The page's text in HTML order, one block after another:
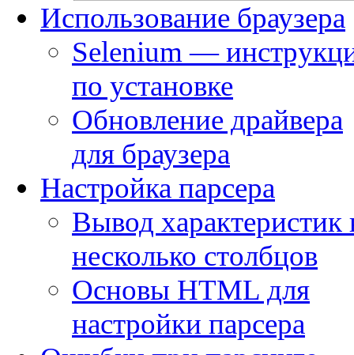
Использование браузера
Selenium —
по установке
Обновление драйвера
для браузера
Настройка парсера
Вывод характеристик
несколько столбцов
Основы HTML для
настройки парсера